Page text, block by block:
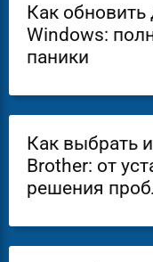
Как обновить
Windows:
паники
Как выбрать
Brother: от
решения